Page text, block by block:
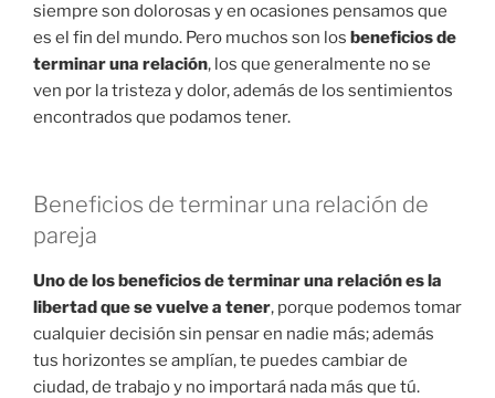
siempre son dolorosas y en ocasiones pensamos que
es el fin del mundo. Pero muchos son los beneficios de
terminar una relación, los que generalmente no se
ven por la tristeza y dolor, además de los sentimientos
encontrados que podamos tener.
Beneficios de terminar una relación de
pareja
Uno de los beneficios de terminar una relación es la
libertad que se vuelve a tener, porque podemos tomar
cualquier decisión sin pensar en nadie más; además
tus horizontes se amplían, te puedes cambiar de
ciudad, de trabajo y no importará nada más que tú.